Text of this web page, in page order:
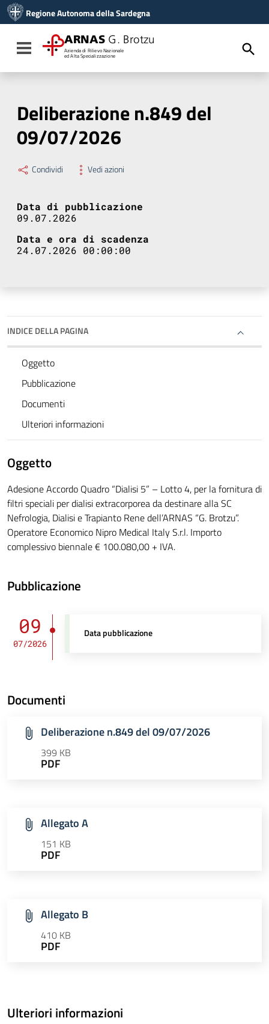
Vai al menu di navigazione
Vai al footer
Regione Autonoma della Sardegna
Toggle navigation
ARNAS G. Brotzu
Azienda di Rilievo Nazionale
ed Alta Specializzazione
Deliberazione n.849 del
09/07/2026
Condividi Vedi azioni
Data di pubblicazione
09.07.2026
Data e ora di scadenza
24.07.2026 00:00:00
INDICE DELLA PAGINA
Oggetto
Pubblicazione
Documenti
Ulteriori informazioni
Oggetto
Adesione Accordo Quadro “Dialisi 5” – Lotto 4, per la fornitura di
filtri speciali per dialisi extracorporea da destinare alla SC
Nefrologia, Dialisi e Trapianto Rene dell’ARNAS “G. Brotzu”.
Operatore Economico Nipro Medical Italy S.r.l. Importo
complessivo biennale € 100.080,00 + IVA.
Pubblicazione
09
07/2026
Data pubblicazione
Documenti
Deliberazione n.849 del 09/07/2026
399 KB
PDF
Allegato A
151 KB
PDF
Allegato B
410 KB
PDF
Ulteriori informazioni